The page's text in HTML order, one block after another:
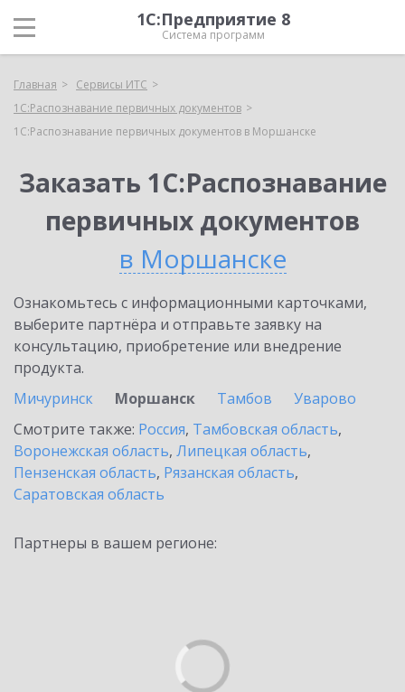
1С:Предприятие 8
Система программ
Главная
Сервисы ИТС
1С:Распознавание первичных документов
1С:Распознавание первичных документов в Моршанске
Заказать 1С:Распознавание
первичных документов
в Моршанске
Ознакомьтесь с информационными карточками,
выберите партнёра и отправьте заявку на
консультацию, приобретение или внедрение
продукта.
Мичуринск
Моршанск Тамбов
Уварово
Смотрите также: Россия, Тамбовская область,
Воронежская область, Липецкая область,
Пензенская область, Рязанская область,
Саратовская область
Партнеры в вашем регионе: